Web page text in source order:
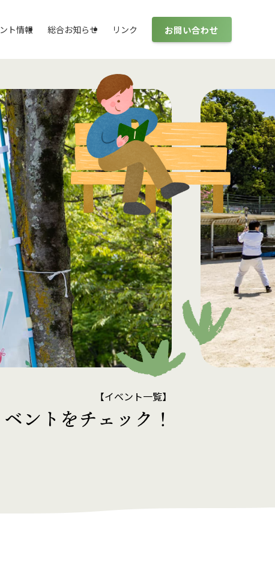
ト情報 総合お知らせ リンク お問い合わせ
【イベント一覧】
ントをチェック！